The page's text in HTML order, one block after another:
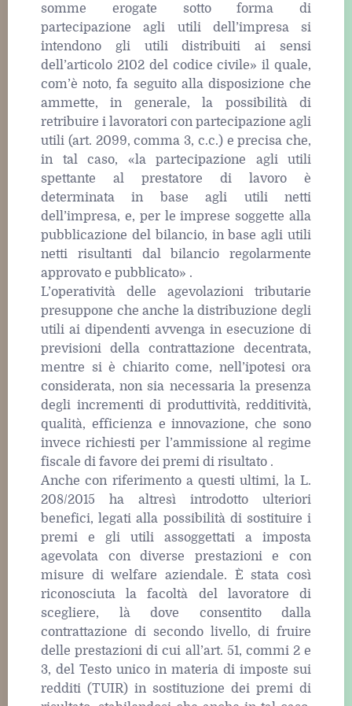
somme erogate sotto forma di
partecipazione agli utili dell’impresa si
intendono gli utili distribuiti ai sensi
dell’articolo 2102 del codice civile» il quale,
com’è noto, fa seguito alla disposizione che
ammette, in generale, la possibilità di
retribuire i lavoratori con partecipazione agli
utili (art. 2099, comma 3, c.c.) e precisa che,
in tal caso, «la partecipazione agli utili
spettante al prestatore di lavoro è
determinata in base agli utili netti
dell’impresa, e, per le imprese soggette alla
pubblicazione del bilancio, in base agli utili
netti risultanti dal bilancio regolarmente
approvato e pubblicato» .
L’operatività delle agevolazioni tributarie
presuppone che anche la distribuzione degli
utili ai dipendenti avvenga in esecuzione di
previsioni della contrattazione decentrata,
mentre si è chiarito come, nell’ipotesi ora
considerata, non sia necessaria la presenza
degli incrementi di produttività, redditività,
qualità, efficienza e innovazione, che sono
invece richiesti per l’ammissione al regime
fiscale di favore dei premi di risultato .
Anche con riferimento a questi ultimi, la L.
208/2015 ha altresì introdotto ulteriori
benefici, legati alla possibilità di sostituire i
premi e gli utili assoggettati a imposta
agevolata con diverse prestazioni e con
misure di welfare aziendale. È stata così
riconosciuta la facoltà del lavoratore di
scegliere, là dove consentito dalla
contrattazione di secondo livello, di fruire
delle prestazioni di cui all’art. 51, commi 2 e
3, del Testo unico in materia di imposte sui
redditi (TUIR) in sostituzione dei premi di